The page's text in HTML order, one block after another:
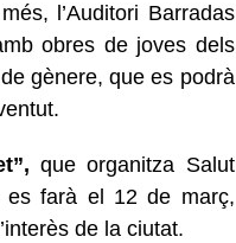
l’Auditori Barradas
obres de joves dels
gènere, que es podrà
que organitza Salut
es farà el 12 de març,
de la ciutat.